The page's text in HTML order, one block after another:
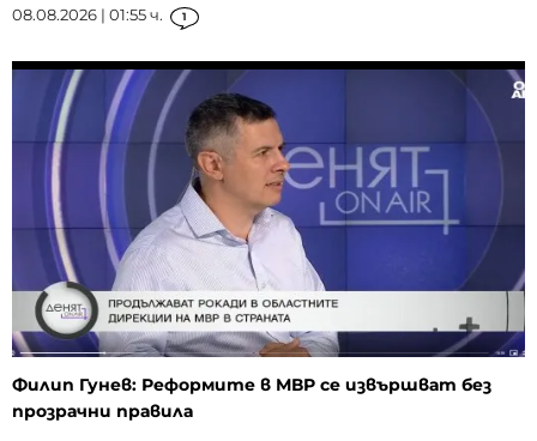
08.08.2026 | 01:55 ч. 1
Филип Гунев: Реформите в МВР се извършват без
прозрачни правила